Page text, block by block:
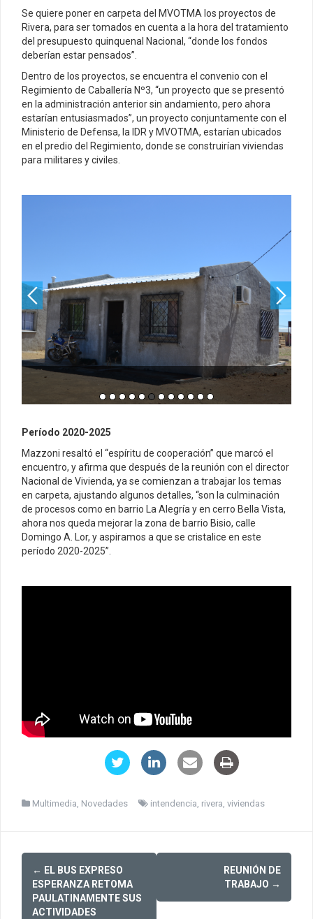
Se quiere poner en carpeta del MVOTMA los proyectos de
Rivera, para ser tomados en cuenta a la hora del tratamiento
del presupuesto quinquenal Nacional, “donde los fondos
deberían estar pensados”.
Dentro de los proyectos, se encuentra el convenio con el
Regimiento de Caballería Nº3, “un proyecto que se presentó
en la administración anterior sin andamiento, pero ahora
estarían entusiasmados”, un proyecto conjuntamente con el
Ministerio de Defensa, la IDR y MVOTMA, estarían ubicados
en el predio del Regimiento, donde se construirían viviendas
para militares y civiles.
Período 2020-2025
Mazzoni resaltó el “espíritu de cooperación” que marcó el
encuentro, y afirma que después de la reunión con el director
Nacional de Vivienda, ya se comienzan a trabajar los temas
en carpeta, ajustando algunos detalles, “son la culminación
de procesos como en barrio La Alegría y en cerro Bella Vista,
ahora nos queda mejorar la zona de barrio Bisio, calle
Domingo A. Lor, y aspiramos a que se cristalice en este
período 2020-2025”.
Multimedia, Novedades intendencia, rivera, viviendas
Post
navigation
← EL BUS EXPRESO
ESPERANZA RETOMA
PAULATINAMENTE SUS
ACTIVIDADES
REUNIÓN DE
TRABAJO →